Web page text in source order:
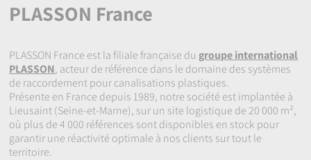
PLASSON France
PLASSON France est la filiale française du groupe international
PLASSON, acteur de référence dans le domaine des systèmes
de raccordement pour canalisations plastiques.
Présente en France depuis 1989, notre société est implantée à
Lieusaint (Seine-et-Marne), sur un site logistique de 20 000 m²,
où plus de 4 000 références sont disponibles en stock pour
garantir une réactivité optimale à nos clients sur tout le
territoire.